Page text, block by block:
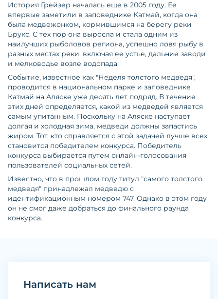
История Грейзер началась еще в 2005 году. Ее
впервые заметили в заповеднике Катмай, когда она
была медвежонком, кормившимся на берегу реки
Брукс. С тех пор она выросла и стала одним из
наилучших рыболовов региона, успешно ловя рыбу в
разных местах реки, включая ее устье, дальние заводи
и мелководье возле водопада.
Событие, известное как "Неделя толстого медведя",
проводится в национальном парке и заповеднике
Катмай на Аляске уже десять лет подряд. В течение
этих дней определяется, какой из медведей является
самым упитанным. Поскольку на Аляске наступает
долгая и холодная зима, медведи должны запастись
жиром. Тот, кто справляется с этой задачей лучше всех,
становится победителем конкурса. Победитель
конкурса выбирается путем онлайн-голосования
пользователей социальных сетей.
Известно, что в прошлом году титул "самого толстого
медведя" принадлежал медведю с
идентификационным номером 747. Однако в этом году
он не смог даже добраться до финального раунда
конкурса.
Написать нам